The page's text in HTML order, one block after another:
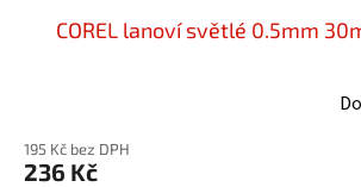
COREL lanoví světlé 0.5mm
195 Kč bez DPH
236 Kč